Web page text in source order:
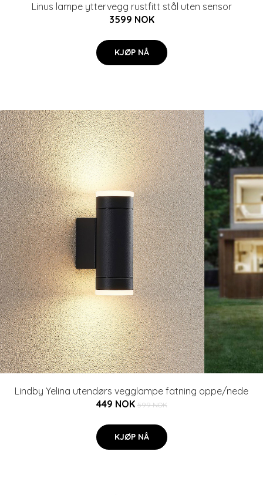
Linus lampe yttervegg rustfitt stål uten sensor
3599 NOK
KJØP NÅ
Lindby Yelina utendørs vegglampe fatning oppe/nede
449 NOK 599 NOK
KJØP NÅ